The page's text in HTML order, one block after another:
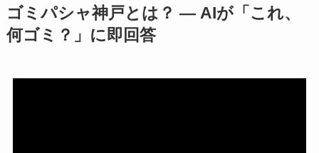
ゴミパシャ神戸とは？ ― AIが「これ、
何ゴミ？」に即回答